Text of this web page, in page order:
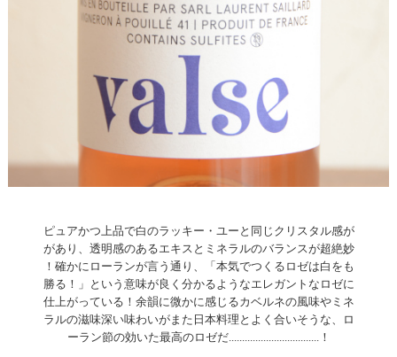
ピュアかつ上品で白のラッキー・ユーと同じクリスタル感が
があり、透明感のあるエキスとミネラルのバランスが超絶妙
！確かにローランが言う通り、「本気でつくるロゼは白をも
勝る！」という意味が良く分かるようなエレガントなロゼに
仕上がっている！余韻に微かに感じるカベルネの風味やミネ
ラルの滋味深い味わいがまた日本料理とよく合いそうな、ロ
ーラン節の効いた最高のロゼだ..................................！